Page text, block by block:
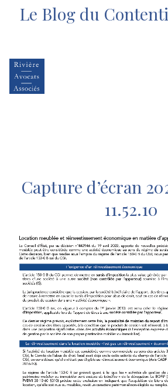
Le Blog du
Capture d’écran
11.52.10